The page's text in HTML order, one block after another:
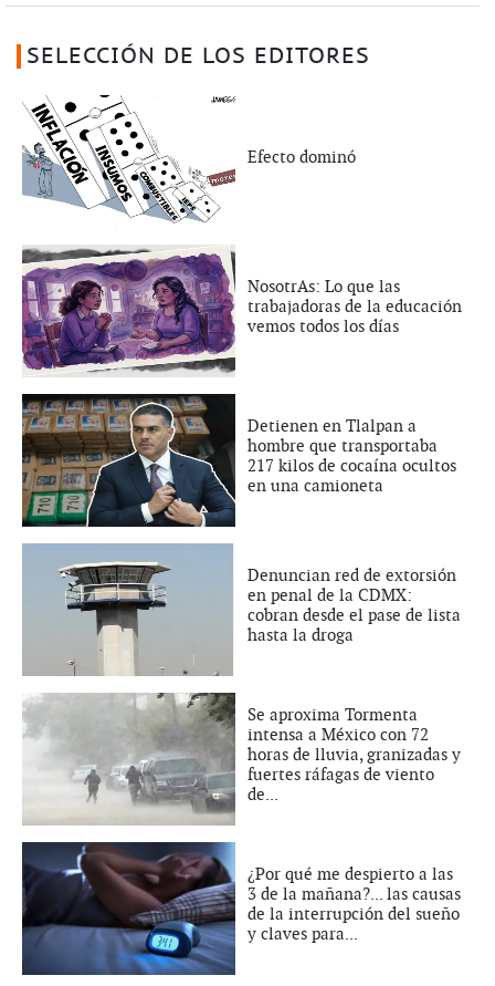
SELECCIÓN DE LOS EDITORES
Efecto dominó
NosotrAs: Lo que las
trabajadoras de la educación
vemos todos los días
Detienen en Tlalpan a
hombre que transportaba
217 kilos de cocaína ocultos
en una camioneta
Denuncian red de extorsión
en penal de la CDMX:
cobran desde el pase de lista
hasta la droga
Se aproxima Tormenta
intensa a México con 72
horas de lluvia, granizadas y
fuertes ráfagas de viento
de...
¿Por qué me despierto a las
3 de la mañana?... las causas
de la interrupción del sueño
y claves para...